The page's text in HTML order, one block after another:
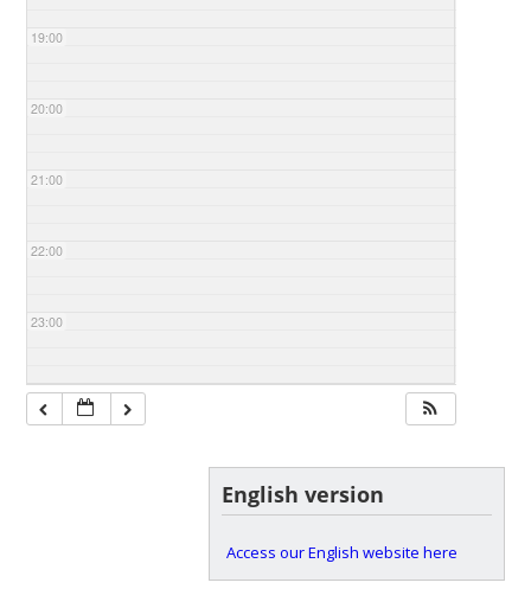
19:00
20:00
21:00
22:00
23:00
English version
Access our English website here